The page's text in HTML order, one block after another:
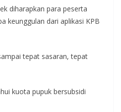
diharapkan para peserta
keunggulan dari aplikasi KPB
tepat sasaran, tepat
kuota pupuk bersubsidi